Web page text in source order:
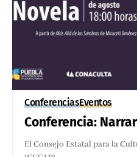
ConferenciasEventos
Conferencia:
El Consejo Estatal para la